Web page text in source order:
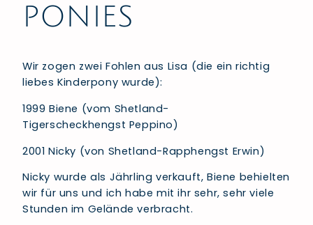
PONIES
Wir zogen zwei Fohlen aus Lisa (die ein richtig
liebes Kinderpony wurde):
1999 Biene (vom Shetland-
Tigerscheckhengst Peppino)
2001 Nicky (von Shetland-Rapphengst Erwin)
Nicky wurde als Jährling verkauft, Biene behielten
wir für uns und ich habe mit ihr sehr, sehr viele
Stunden im Gelände verbracht.